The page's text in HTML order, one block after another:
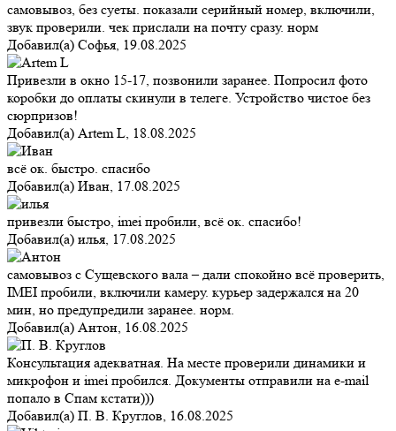
самовывоз, без суеты. показали серийный номер, включили,
звук проверили. чек прислали на почту сразу. норм
Добавил(а) Софья, 19.08.2025
Привезли в окно 15-17, позвонили заранее. Попросил фото
коробки до оплаты скинули в телеге. Устройство чистое без
сюрпризов!
Добавил(а) Artem L, 18.08.2025
всё ок. быстро. спасибо
Добавил(а) Иван, 17.08.2025
привезли быстро, imei пробили, всё ок. спасибо!
Добавил(а) илья, 17.08.2025
самовывоз с Сущевского вала – дали спокойно всё проверить,
IMEI пробили, включили камеру. курьер задержался на 20
мин, но предупредили заранее. норм.
Добавил(а) Антон, 16.08.2025
Консультация адекватная. На месте проверили динамики и
микрофон и imei пробился. Документы отправили на e-mail
попало в Спам кстати)))
Добавил(а) П. В. Круглов, 16.08.2025